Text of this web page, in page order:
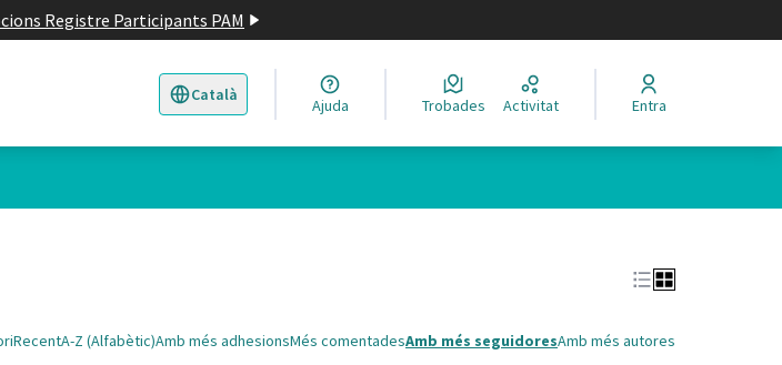
Registre Participants PAM
Català
Triar la llengua Elegir el idioma
Ajuda Trobades Activitat Entra
RecentA-Z (Alfabètic)Amb més adhesionsMés comentadesAmb més seguidoresAmb més autores